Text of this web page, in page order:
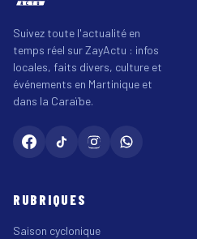
Suivez toute l'actualité en
temps réel sur ZayActu : infos
locales, faits divers, culture et
événements en Martinique et
dans la Caraïbe.
RUBRIQUES
Saison cyclonique